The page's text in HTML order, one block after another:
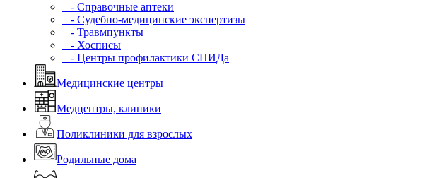
- Справочные аптеки
- Судебно-медицинские экспертизы
- Травмпункты
- Хосписы
- Центры профилактики СПИДа
Медицинские центры
Медцентры, клиники
Поликлиники для взрослых
Родильные дома